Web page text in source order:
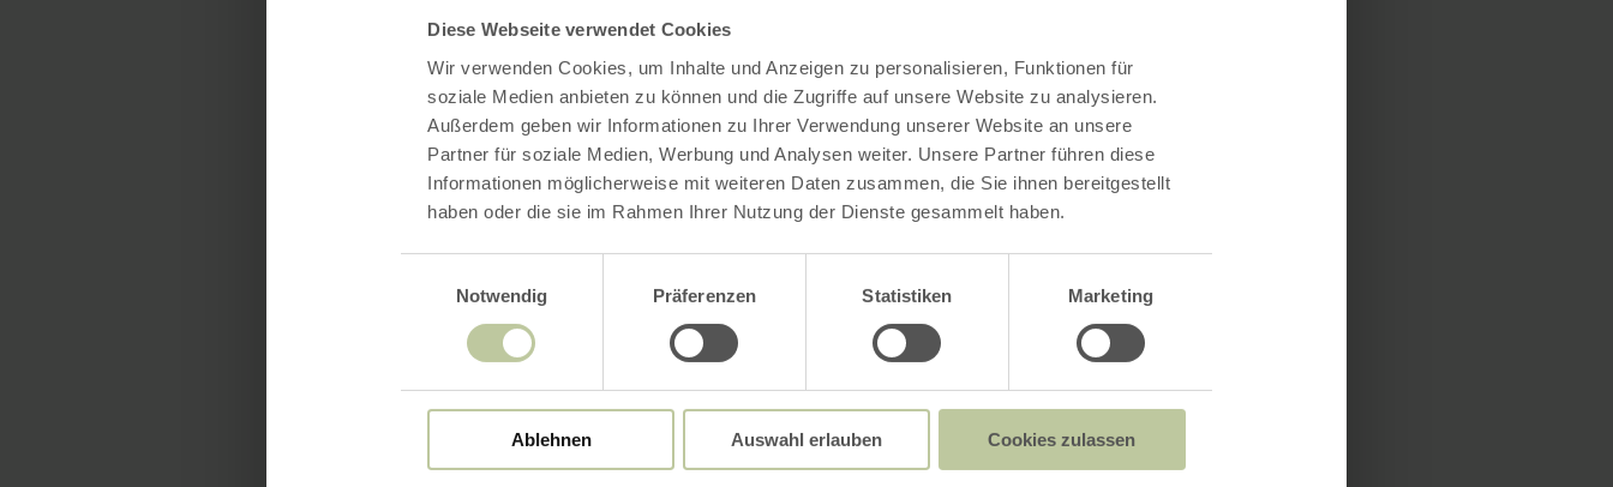
Diese Webseite verwendet Cookies
Wir verwenden Cookies, um Inhalte und Anzeigen zu personalisieren, Funktionen für
soziale Medien anbieten zu können und die Zugriffe auf unsere Website zu analysieren.
Außerdem geben wir Informationen zu Ihrer Verwendung unserer Website an unsere
Partner für soziale Medien, Werbung und Analysen weiter. Unsere Partner führen diese
Informationen möglicherweise mit weiteren Daten zusammen, die Sie ihnen bereitgestellt
haben oder die sie im Rahmen Ihrer Nutzung der Dienste gesammelt haben.
Notwendig
Präferenzen Statistiken Marketing
Ablehnen Auswahl erlauben Cookies zulassen